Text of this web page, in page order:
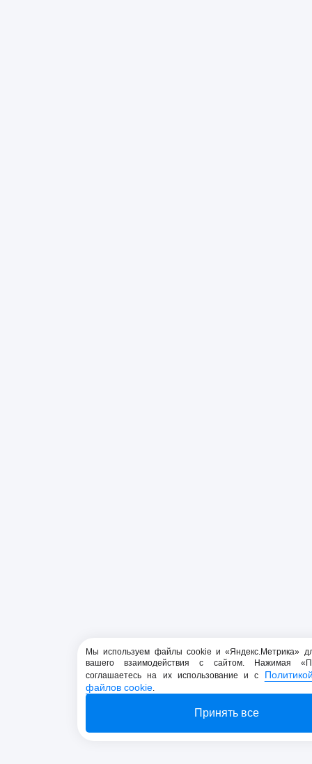
Мы используем файлы cookie и «Яндекс.Метрика»
вашего взаимодействия с сайтом. Нажимая
соглашаетесь на их использование и с
файлов cookie.
Принять все